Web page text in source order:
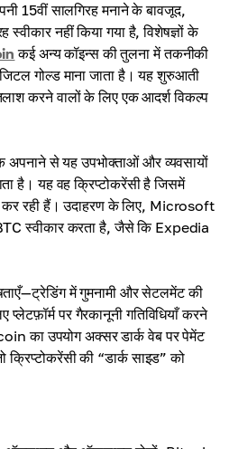
15वीं सालगिरह मनाने के बावजूद,
स्वीकार नहीं किया गया है, विशेषज्ञों के
कई अन्य कॉइन्स की तुलना में तकनीकी
गोल्ड माना जाता है। यह शुरुआती
करने वालों के लिए एक आदर्श विकल्प
अपनाने से यह उपभोक्ताओं और व्यवसायों
है। यह वह क्रिप्टोकरेंसी है जिसमें
कर रही हैं। उदाहरण के लिए, Microsoft
स्वीकार करता है, जैसे कि Expedia
में गुमनामी और सेटलमेंट की
पर गैरकानूनी गतिविधियाँ करने
का उपयोग अक्सर डार्क वेब पर पेमेंट
की “डार्क साइड” को